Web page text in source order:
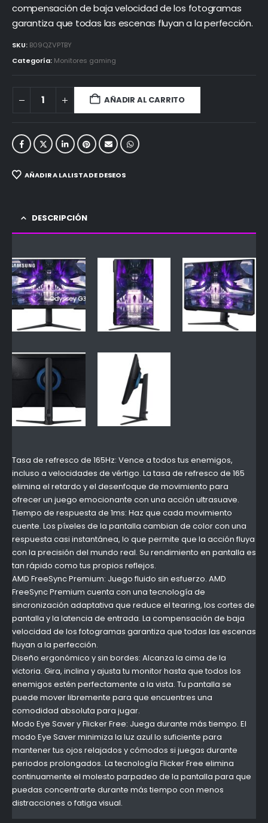
compensación de baja velocidad de los fotogramas
garantiza que todas las escenas fluyan a la perfección.
SKU: B09QZVPTBY
Categoría: Monitores gaming
AÑADIR AL CARRITO
AÑADIR A LA LISTA DE DESEOS
DESCRIPCIÓN
Tasa de refresco de 165Hz: Vence a todos tus enemigos,
incluso a velocidades de vértigo. La tasa de refresco de 165
elimina el retardo y el desenfoque de movimiento para
ofrecer un juego emocionante con una acción ultrasuave.
Tiempo de respuesta de 1ms: Haz que cada movimiento
cuente. Los píxeles de la pantalla cambian de color con una
respuesta casi instantánea, lo que permite que la acción fluya
con la precisión del mundo real. Su rendimiento en pantalla es
tan rápido como tus propios reflejos.
AMD FreeSync Premium: Juego fluido sin esfuerzo. AMD
FreeSync Premium cuenta con una tecnología de
sincronización adaptativa que reduce el tearing, los cortes de
pantalla y la latencia de entrada. La compensación de baja
velocidad de los fotogramas garantiza que todas las escenas
fluyan a la perfección.
Diseño ergonómico y sin bordes: Alcanza la cima de la
victoria. Gira, inclina y ajusta tu monitor hasta que todos los
enemigos estén perfectamente a la vista. Tu pantalla se
puede mover libremente para que encuentres una
comodidad absoluta para jugar.
Modo Eye Saver y Flicker Free: Juega durante más tiempo. El
modo Eye Saver minimiza la luz azul lo suficiente para
mantener tus ojos relajados y cómodos si juegas durante
periodos prolongados. La tecnología Flicker Free elimina
continuamente el molesto parpadeo de la pantalla para que
puedas concentrarte durante más tiempo con menos
distracciones o fatiga visual.